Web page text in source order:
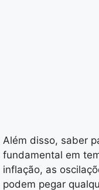
Além disso, saber
fundamental em
inflação, as
podem pegar